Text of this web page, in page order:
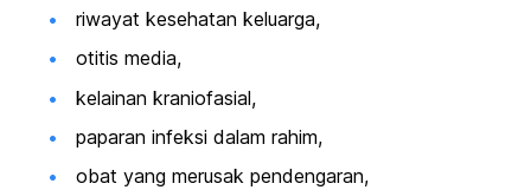
riwayat kesehatan keluarga,
otitis media,
kelainan kraniofasial,
paparan infeksi dalam rahim,
obat yang merusak pendengaran,